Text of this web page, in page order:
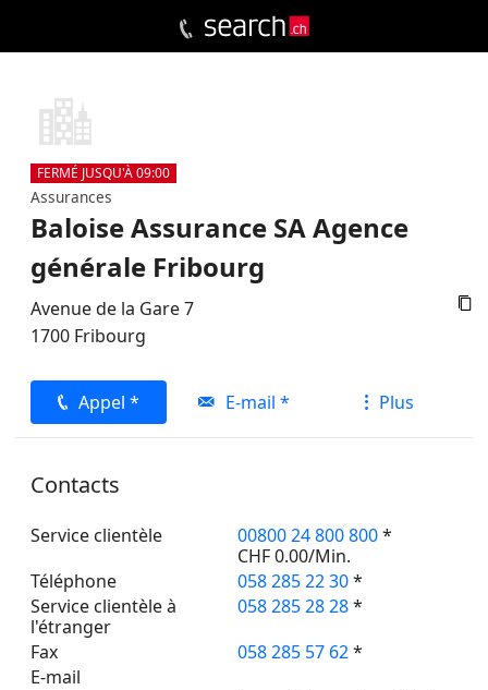
FERMÉ JUSQU'À 09:00
Assurances
Baloise Assurance SA Agence
générale Fribourg

Avenue de la Gare 7
1700 Fribourg
Appel * E-mail * Plus
Contacts
Service clientèle 00800 24 800 800*
CHF 0.00/Min.
Téléphone
058 285 22 30*
Service clientèle à
l'étranger
058 285 28 28*
Fax
058 285 57 62*
E-mail